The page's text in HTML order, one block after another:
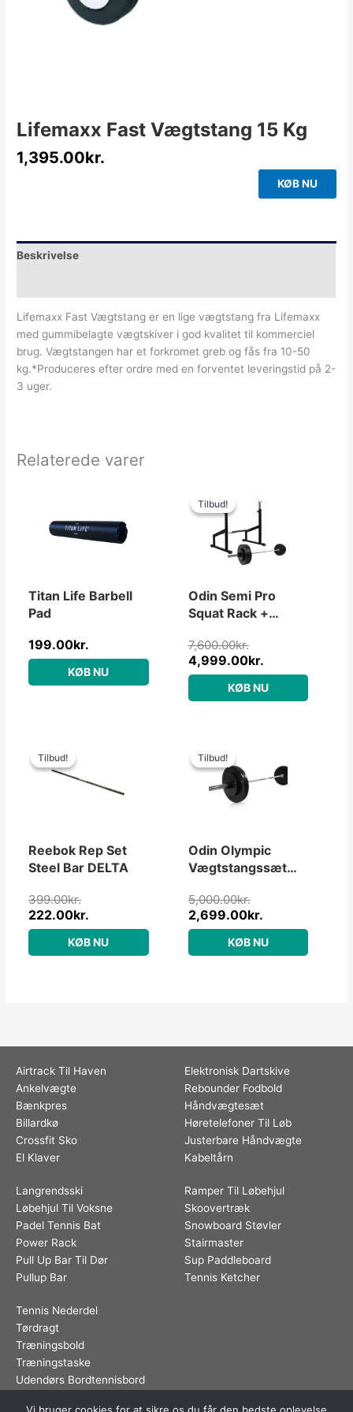
Lifemaxx Fast Vægtstang 15 Kg
1,395.00kr.
KØB NU
Beskrivelse
Lifemaxx Fast Vægtstang er en lige vægtstang fra Lifemaxx
med gummibelagte vægtskiver i god kvalitet til kommerciel
brug. Vægtstangen har et forkromet greb og fås fra 10-50
kg.*Produceres efter ordre med en forventet leveringstid på 2-
3 uger.
Relaterede varer
Titan Life Barbell
Pad
199.00kr.
KØB NU
Tilbud!
Tilbud!
Odin Semi Pro
Squat Rack +
Vægtstang
(100kg)
7,600.00kr.
oprindelige
pris
var:
7,600.00kr..
4,999.00kr.
4,999.00kr..
KØB NU
Tilbud!
Tilbud!
Reebok Rep Set
Steel Bar DELTA
399.00kr.
var:
222.00kr.
er:
KØB NU
Tilbud!
Tilbud!
Odin Olympic
Vægtstangssæt
55kg
5,000.00kr.
2,699.00kr.
pris
er:
KØB NU
Airtrack Til Haven
Ankelvægte
Bænkpres
Billardkø
Crossfit Sko
El Klaver
Elektronisk Dartskive
Rebounder Fodbold
Håndvægtesæt
Høretelefoner Til Løb
Justerbare Håndvægte
Kabeltårn
Langrendsski
Løbehjul Til Voksne
Padel Tennis Bat
Power Rack
Pull Up Bar Til Dør
Pullup Bar
Ramper Til Løbehjul
Skoovertræk
Snowboard Støvler
Stairmaster
Sup Paddleboard
Tennis Ketcher
Tennis Nederdel
Tørdragt
Træningsbold
Træningstaske
Udendørs Bordtennisbord